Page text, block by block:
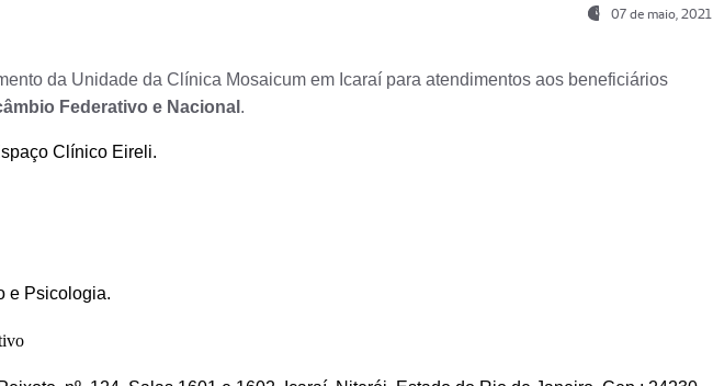
07 de maio, 2021
da Unidade da Clínica Mosaicum em Icaraí para atendimentos aos beneficiários
Federativo e Nacional .
Clínico Eireli.
e Psicologia.